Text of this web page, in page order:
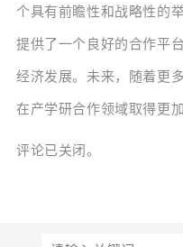
个具有前瞻性和战略性的
提供了一个良好的合作平
经济发展。未来，随着更
在产学研合作领域取得更
评论已关闭。